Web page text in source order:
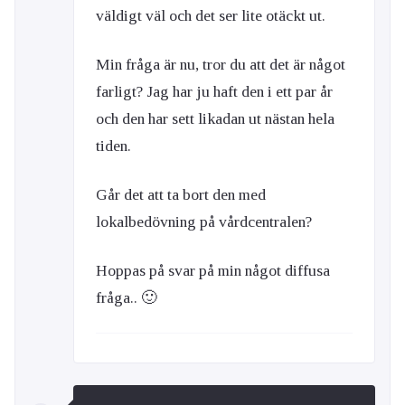
väldigt väl och det ser lite otäckt ut.
Min fråga är nu, tror du att det är något
farligt? Jag har ju haft den i ett par år
och den har sett likadan ut nästan hela
tiden.
Går det att ta bort den med
lokalbedövning på vårdcentralen?
Hoppas på svar på min något diffusa
fråga.. 🙂